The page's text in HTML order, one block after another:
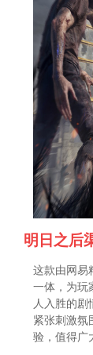
明日之后
这款由网易
一体，为玩
人入胜的
紧张刺激氛
验，值得广